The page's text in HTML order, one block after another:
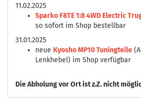
11.02.2025
Sparko F8TE 1:8 4WD Electric
so sofort im Shop bestellbar
31.01.2025
neue Kyosho MP10 Tuningteile
Lenkhebel) im Shop verfügbar
DieAbholung vor Ort ist z.Z. nicht